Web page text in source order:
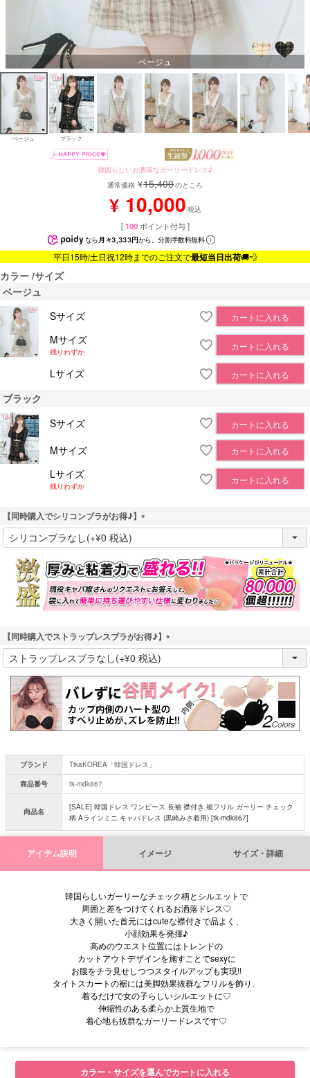
ベージュ
ベージュ ブラック
韓国らしいお洒落なガーリードレス♪
通常価格 ¥15,400のところ
¥ 10,000 税込
[ 100 ポイント付与 ]
なら月々3,333円から。分割手数料無料
平日15時/土日祝12時までのご注文で最短当日出荷🚚💨
カラー サイズ
ベージュ
Sサイズ
カートに入れる
Mサイズ
残りわずか
カートに入れる
Lサイズ カートに入れる
ブラック
Sサイズ
カートに入れる
Mサイズ カートに入れる
Lサイズ
残りわずか
カートに入れる
【同時購入でシリコンブラがお得♪】
(
必
須
)
【同時購入でストラップレスブラがお得♪】
(
必
須
)
ブランド
TikaKOREA「韓国ドレス」
商品番号
tk-mdk867
商品名
[SALE] 韓国ドレス ワンピース 長袖 襟付き 裾フリル ガーリー チェック
柄 Aラインミニ キャバドレス (黒崎みさ着用) [tk-mdk867]
アイテム説明 イメージ サイズ・詳細
韓国らしいガーリーなチェック柄とシルエットで
周囲と差をつけてくれるお洒落ドレス♡
大きく開いた首元にはcuteな襟付きで品よく、
小顔効果を発揮♪
高めのウエスト位置にはトレンドの
カットアウトデザインを施すことでsexyに
お腹をチラ見せしつつスタイルアップも実現!!
タイトスカートの裾には美脚効果抜群なフリルを飾り、
着るだけで女の子らしいシルエットに♡
伸縮性のある柔らか上質生地で
着心地も抜群なガーリードレスです♡
カラー・サイズを選んでカートに入れる